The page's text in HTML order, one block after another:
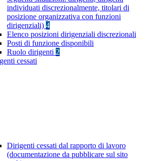
individuati discrezionalmente, titolari di
posizione organizzativa con funzioni
dirigenziali) 4
Elenco posizioni dirigenziali discrezionali
Posti di funzione disponibili
Ruolo dirigenti 2
cessati
Dirigenti cessati dal rapporto di lavoro
(documentazione da pubblicare sul sito